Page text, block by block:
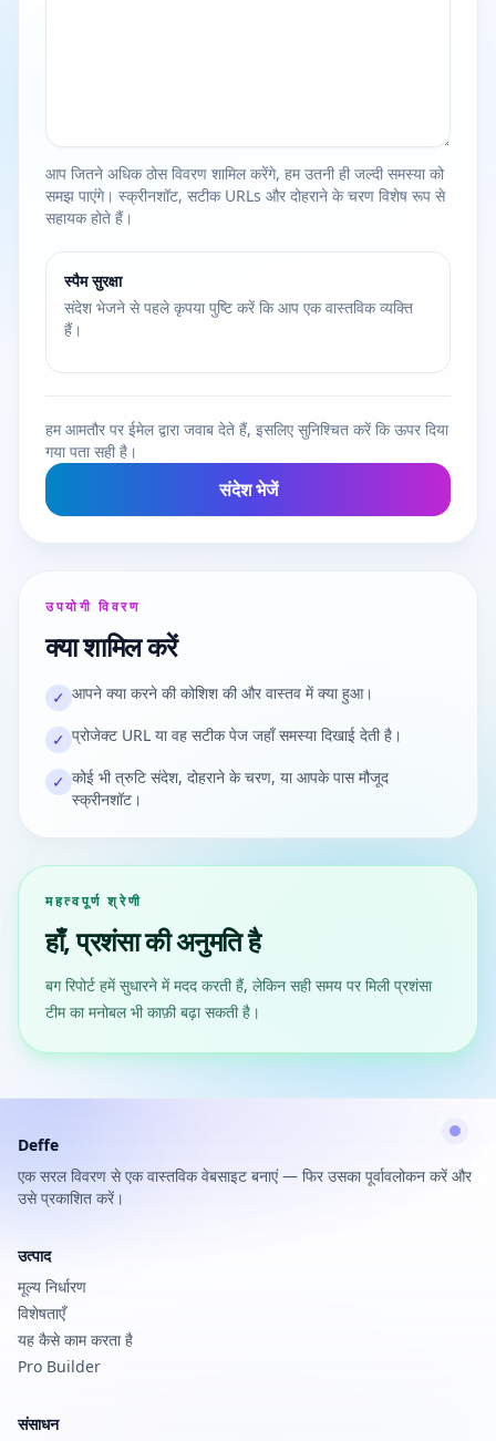
आप जितने अधिक ठोस विवरण शामिल करेंगे, हम उतनी ही जल्दी समस्या को
समझ पाएंगे। स्क्रीनशॉट, सटीक URLs और दोहराने के चरण विशेष रूप से
सहायक होते हैं।
स्पैम सुरक्षा
संदेश भेजने से पहले कृपया पुष्टि करें कि आप एक वास्तविक व्यक्ति
हैं।
हम आमतौर पर ईमेल द्वारा जवाब देते हैं, इसलिए सुनिश्चित करें कि ऊपर दिया
गया पता सही है।
संदेश भेजें
उपयोगी विवरण
क्या शामिल करें
✓ आपने क्या करने की कोशिश की और वास्तव में क्या हुआ।
✓ प्रोजेक्ट URL या वह सटीक पेज जहाँ समस्या दिखाई देती है।
✓ कोई भी त्रुटि संदेश, दोहराने के चरण, या आपके पास मौजूद
स्क्रीनशॉट।
महत्वपूर्ण श्रेणी
हाँ, प्रशंसा की अनुमति है
बग रिपोर्ट हमें सुधारने में मदद करती हैं, लेकिन सही समय पर मिली प्रशंसा
टीम का मनोबल भी काफ़ी बढ़ा सकती है।
Deffe
एक सरल विवरण से एक वास्तविक वेबसाइट बनाएं — फिर उसका पूर्वावलोकन करें और
उसे प्रकाशित करें।
उत्पाद
मूल्य निर्धारण
विशेषताएँ
यह कैसे काम करता है
Pro Builder
संसाधन